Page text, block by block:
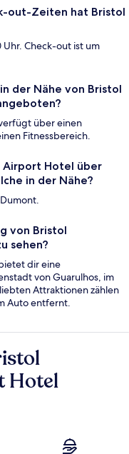
out-Zeiten hat Bristol
Check-out ist um
der Nähe von Bristol
über einen
Fitnessbereich.
Hotel über
in der Nähe?
von Bristol
sehen?
dir eine
von Guarulhos, im
Attraktionen zählen
Auto entfernt.
Hotel